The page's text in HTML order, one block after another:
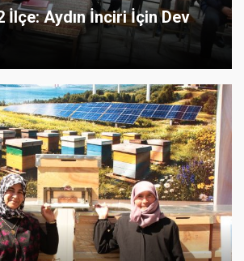
İlçe: Aydın İnciri İçin Dev